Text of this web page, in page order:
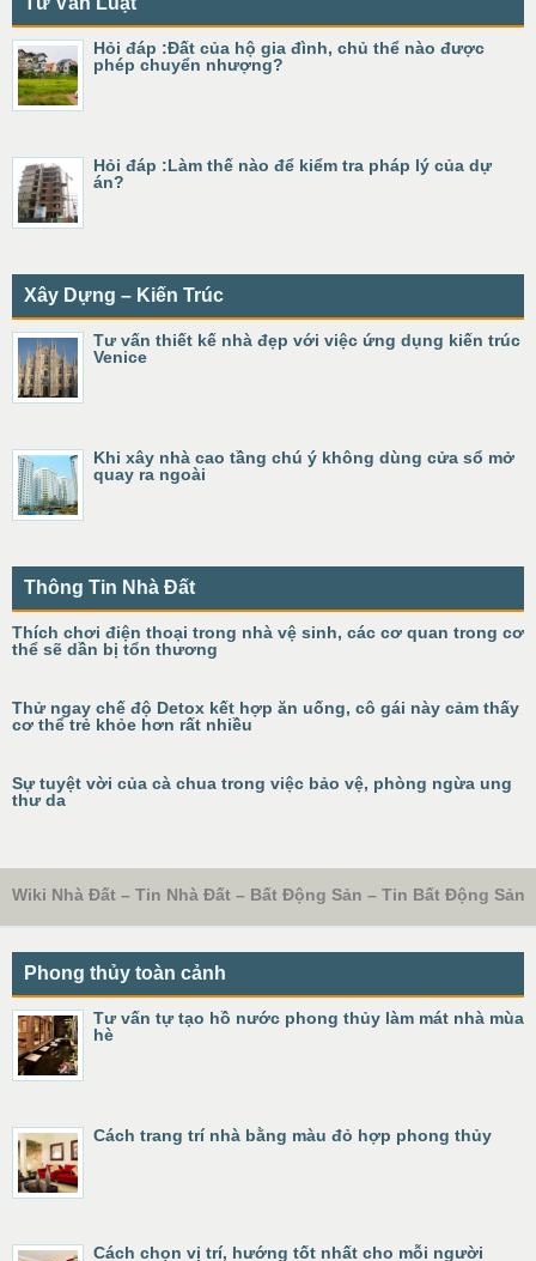
Hỏi đáp :Đất của hộ gia đình, chủ thể nào được
phép chuyển nhượng?
Hỏi đáp :Làm thế nào để kiểm tra pháp lý của dự
án?
Xây Dựng – Kiến Trúc
Tư vấn thiết kế nhà đẹp với việc ứng dụng kiến trúc
Venice
Khi xây nhà cao tầng chú ý không dùng cửa sổ mở
quay ra ngoài
Thông Tin Nhà Đất
Thích chơi điện thoại trong nhà vệ sinh, các cơ quan trong cơ
thể sẽ dần bị tổn thương
Thử ngay chế độ Detox kết hợp ăn uống, cô gái này cảm thấy
cơ thể trẻ khỏe hơn rất nhiều
Sự tuyệt vời của cà chua trong việc bảo vệ, phòng ngừa ung
thư da
Wiki Nhà Đất – Tin Nhà Đất – Bất Động Sản – Tin Bất Động Sản
Phong thủy toàn cảnh
Tư vấn tự tạo hồ nước phong thủy làm mát nhà mùa
hè
Cách trang trí nhà bằng màu đỏ hợp phong thủy
Cách chọn vị trí, hướng tốt nhất cho mỗi người